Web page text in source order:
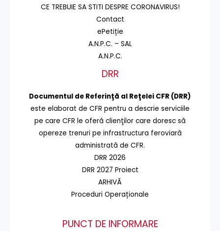
CE TREBUIE SA STITI DESPRE CORONAVIRUS!
Contact
ePetiție
A.N.P.C. – SAL
A.N.P.C.
DRR
Documentul de Referinţă al Reţelei CFR (DRR)
este elaborat de CFR pentru a descrie serviciile
pe care CFR le oferă clienţilor care doresc să
opereze trenuri pe infrastructura feroviară
administrată de CFR.
DRR 2026
DRR 2027 Proiect
ARHIVĂ
Proceduri Operaționale
PUNCT DE INFORMARE